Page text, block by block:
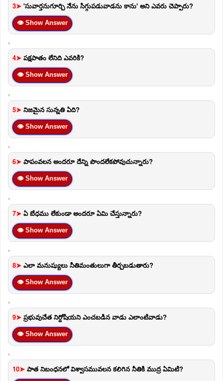
3➤ 'సువార్తనుగూర్చి నేను సిగ్గుపడువాడను కాను' అని ఎవరు చెప్పారు?
👁 Show Answer
,
4➤ పక్షపాతం లేనిది ఎవరికి?
👁 Show Answer
,
5➤ నిజమైన సున్నతి ఏది?
👁 Show Answer
,
6➤ పాపంవలన అందరూ దేన్ని పొందలేకపోవుచున్నారు?
👁 Show Answer
,
7➤ ఏ బేధము లేకుండా అందరూ ఏమి చేస్తున్నారు?
👁 Show Answer
,
8➤ ఎలా మనుష్యులు నీతిమంతులుగా తీర్చబడుతారు?
👁 Show Answer
,
9➤ ప్రభువుచేత నిర్దోషియని ఎంచబడిన వాడు ఎలాంటివాడు?
👁 Show Answer
,
10➤ పాత నిబంధనలో విశ్వాసమువలన కలిగిన నీతికి ముద్ర ఏమిటి?